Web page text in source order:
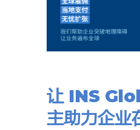
让 INS
主助力企业